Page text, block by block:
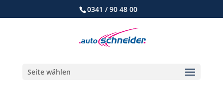
0341 / 90 48 00
Seite wählen